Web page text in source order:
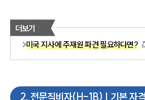
더보기
미국 지사에 주재원 파견 필요하다면?
2. 전문직비자(H-1B) | 기본 자